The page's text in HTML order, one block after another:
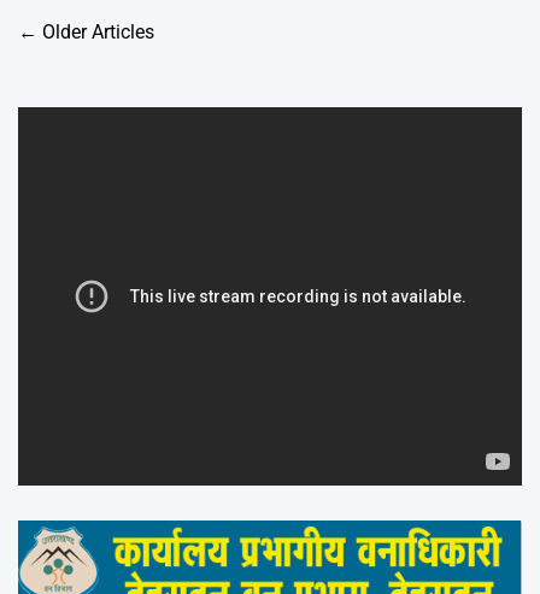
Posts
← Older Articles